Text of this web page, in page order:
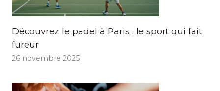
Découvrez le padel à Paris : le sport qui fait
fureur
26 novembre 2025